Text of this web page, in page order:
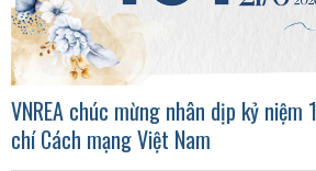
VNREA chúc mừng nhân dịp kỷ niệm
chí Cách mạng Việt Nam